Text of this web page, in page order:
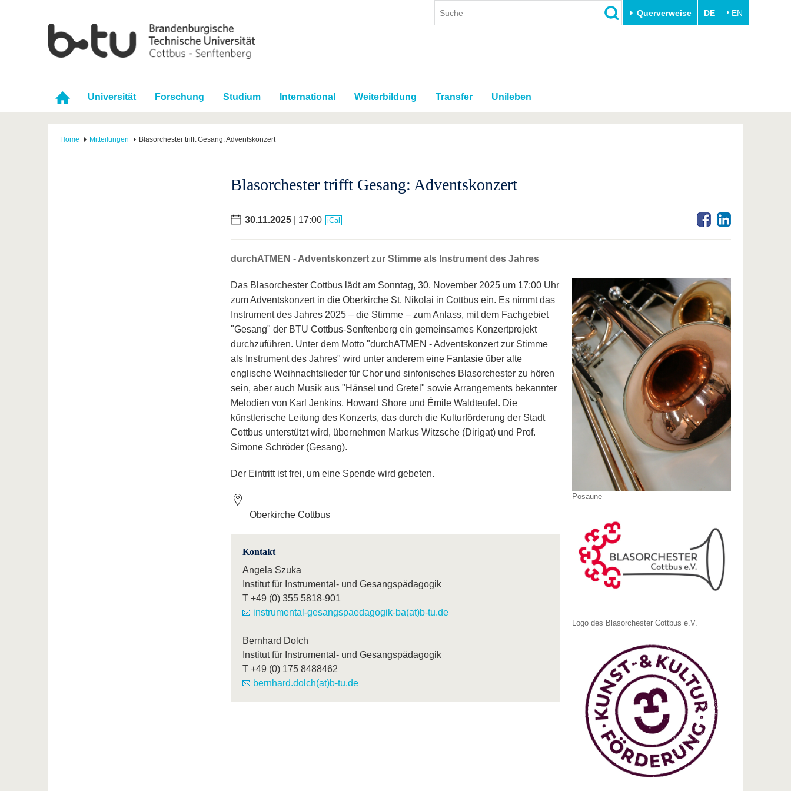
Querverweise DE EN
Universität Forschung Studium International Weiterbildung Transfer Unileben
Home Mitteilungen Blasorchester trifft Gesang: Adventskonzert
Blasorchester trifft Gesang: Adventskonzert
30.11.2025 | 17:00 iCal
durchATMEN - Adventskonzert zur Stimme als Instrument des Jahres
Das Blasorchester Cottbus lädt am Sonntag, 30. November 2025 um 17:00 Uhr
zum Adventskonzert in die Oberkirche St. Nikolai in Cottbus ein. Es nimmt das
Instrument des Jahres 2025 – die Stimme – zum Anlass, mit dem Fachgebiet
"Gesang" der BTU Cottbus-Senftenberg ein gemeinsames Konzertprojekt
durchzuführen. Unter dem Motto "durchATMEN - Adventskonzert zur Stimme
als Instrument des Jahres" wird unter anderem eine Fantasie über alte
englische Weihnachtslieder für Chor und sinfonisches Blasorchester zu hören
sein, aber auch Musik aus "Hänsel und Gretel" sowie Arrangements bekannter
Melodien von Karl Jenkins, Howard Shore und Émile Waldteufel. Die
künstlerische Leitung des Konzerts, das durch die Kulturförderung der Stadt
Cottbus unterstützt wird, übernehmen Markus Witzsche (Dirigat) und Prof.
Simone Schröder (Gesang).
Der Eintritt ist frei, um eine Spende wird gebeten.
Oberkirche Cottbus
Kontakt
Angela Szuka
Institut für Instrumental- und Gesangspädagogik
T +49 (0) 355 5818-901
instrumental-gesangspaedagogik-ba(at)b-tu.de
Bernhard Dolch
Institut für Instrumental- und Gesangspädagogik
T +49 (0) 175 8488462
bernhard.dolch(at)b-tu.de
Posaune
Logo des Blasorchester Cottbus e.V.